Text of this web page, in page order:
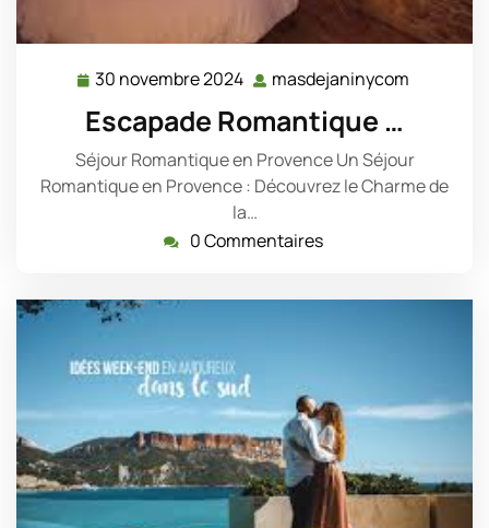
30 novembre 2024 30
novembre
2024
masdejaninycom
Escapade Romantique …
Séjour Romantique en Provence Un Séjour
Romantique en Provence : Découvrez le Charme de
la…
0 Commentaires